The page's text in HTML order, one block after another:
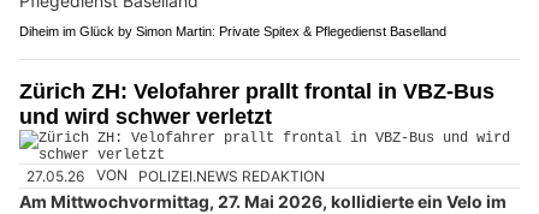
Diheim im Glück by Simon Martin: Private Spitex & Pflegedienst Baselland
Zürich ZH: Velofahrer prallt frontal in VBZ-Bus
und wird schwer verletzt
27.05.26 VON POLIZEI.NEWS REDAKTION
Am Mittwochvormittag, 27. Mai 2026, kollidierte ein Velo im